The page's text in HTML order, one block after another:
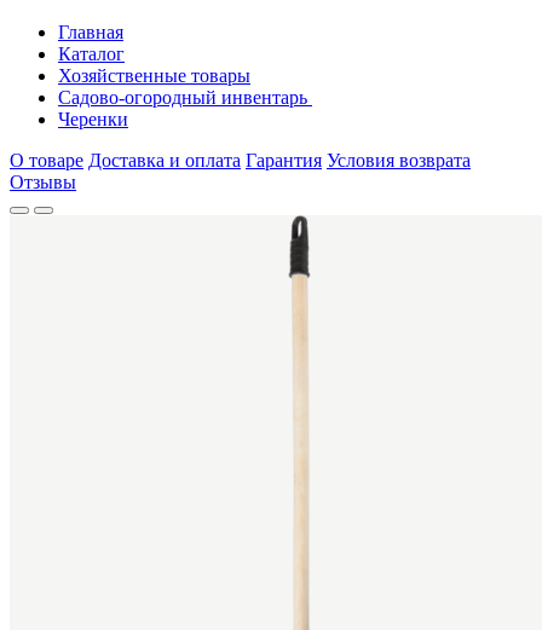
Главная
Каталог
Хозяйственные товары
Садово-огородный инвентарь
Черенки
О товаре Доставка и оплата Гарантия Условия возврата
Отзывы